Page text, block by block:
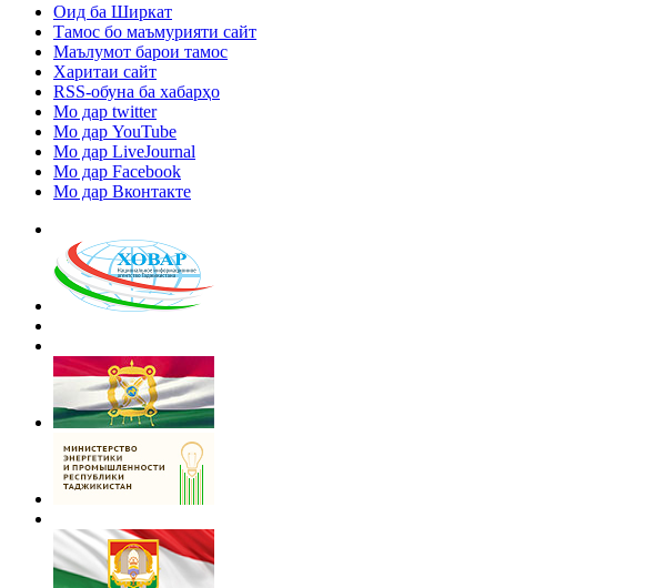
Оид ба Ширкат
Тамос бо маъмурияти сайт
Маълумот барои тамос
Харитаи сайт
RSS-обуна ба хабарҳо
Мо дар twitter
Мо дар YouTube
Мо дар LiveJournal
Мо дар Facebook
Мо дар Вконтакте